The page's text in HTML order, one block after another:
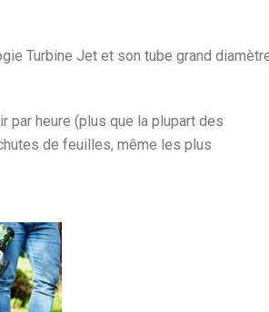
Turbine Jet et son tube grand
par heure (plus que la plupart des
de feuilles, même les plus